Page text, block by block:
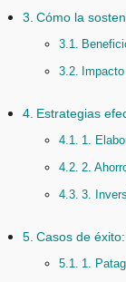
Cómo la
Estrategias
1.
2.
3.
Casos de
1.